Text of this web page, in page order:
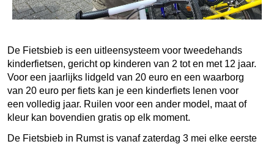
De Fietsbieb is een uitleensysteem voor tweedehands
kinderfietsen, gericht op kinderen van 2 tot en met 12 jaar.
Voor een jaarlijks lidgeld van 20 euro en een waarborg
van 20 euro per fiets kan je een kinderfiets lenen voor
een volledig jaar. Ruilen voor een ander model, maat of
kleur kan bovendien gratis op elk moment.
De Fietsbieb in Rumst is vanaf zaterdag 3 mei elke eerste